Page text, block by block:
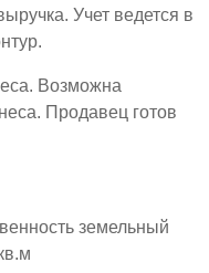
Учет ведется в
Возможна
Продавец готов
земельный